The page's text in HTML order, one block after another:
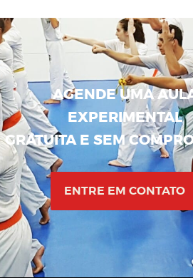
AGENDE UMA
EXPERIMENTAL
GRATUITA E SEM
ENTRE EM CONTATO